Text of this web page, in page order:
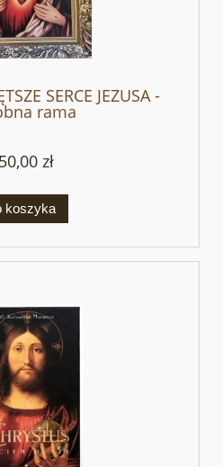
SERCE JEZUSA -
rama
zł
koszyka